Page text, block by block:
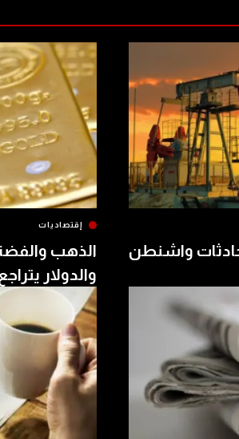
واشنطن
إقتصاديات
الذهب
والدولار